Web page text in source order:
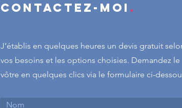
Contactez-moi .
J’établis en quelques heures un devis gratuit
vos besoins et les options choisies. Demandez le
vôtre en quelques clics via le formulaire ci-